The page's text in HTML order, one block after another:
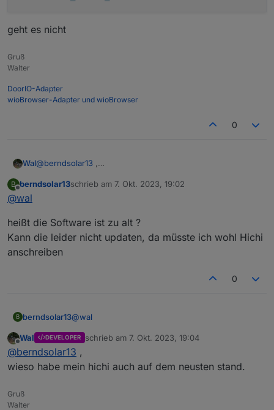
geht es nicht
Gruß
Walter
DoorIO-Adapter
wioBrowser-Adapter und wioBrowser
0
Wal@berndsolar13 ,
B
Offline
berndsolar13schrieb am 7. Okt. 2023, 19:02
zuletzt editiert von
@wal
heißt die Software ist zu alt ?
Kann die leider nicht updaten, da müsste ich wohl Hichi
anschreiben
0
B berndsolar13@wal
heißt die Software ist zu alt ?
Kann die leider nicht updaten, da müsste ich
wohl Hichi anschreiben
Offline
Wal DEVELOPER schrieb am 7. Okt. 2023, 19:04
zuletzt editiert von
@berndsolar13 ,
wieso habe mein hichi auch auf dem neusten stand.
Gruß
Walter